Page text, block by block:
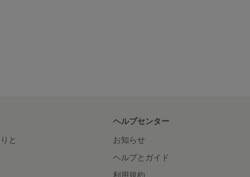
と
ヘルプセンター
お知らせ
ヘルプとガイド
利用規約